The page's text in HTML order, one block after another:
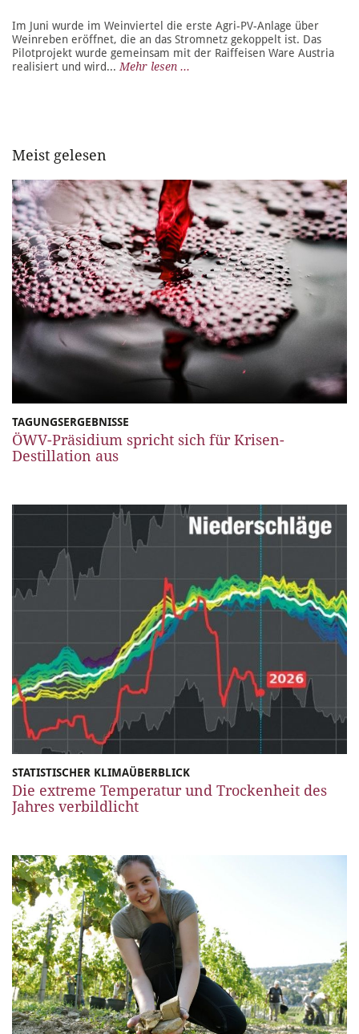
Im Juni wurde im Weinviertel die erste Agri-PV-Anlage über
Weinreben eröffnet, die an das Stromnetz gekoppelt ist. Das
Pilotprojekt wurde gemeinsam mit der Raiffeisen Ware Austria
realisiert und wird... Mehr lesen ...
Meist gelesen
TAGUNGSERGEBNISSE
ÖWV-Präsidium spricht sich für Krisen-
Destillation aus
STATISTISCHER KLIMAÜBERBLICK
Die extreme Temperatur und Trockenheit des
Jahres verbildlicht